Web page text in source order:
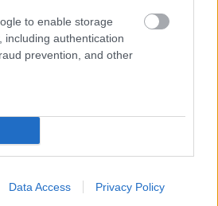
to enable storage
including authentication
prevention, and other
Data Access Privacy Policy
és
az amerikai foci vb -